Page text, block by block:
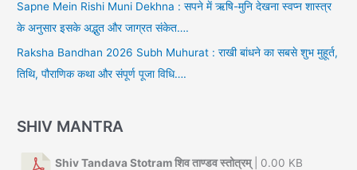
Sapne Mein Rishi Muni Dekhna : सपने में ऋषि-मुनि देखना स्वप्न शास्त्र
के अनुसार इसके अद्भुत और जाग्रत संकेत….
Raksha Bandhan 2026 Subh Muhurat : राखी बांधने का सबसे शुभ मुहूर्त,
तिथि, पौराणिक कथा और संपूर्ण पूजा विधि….
SHIV MANTRA
Shiv Tandava Stotram शिव ताण्डव स्तोत्रम्| 0.00 KB